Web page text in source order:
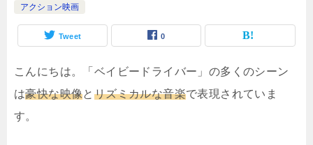
アクション映画
Tweet 0
こんにちは。「ベイビードライバー」の多くのシーン
は豪快な映像と リズミカルな音楽で表現されていま
す。